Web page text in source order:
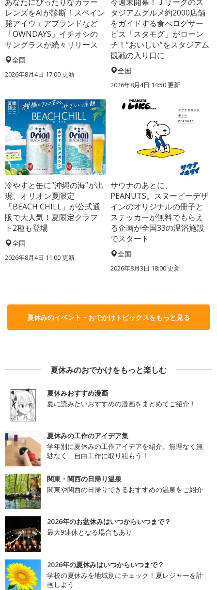
レンズをAIが診断！スペイン
発アイウェアブランドなど
「OWNDAYS」イチオシの
サングラスが続々リリース
全国
2026年8月4日 17:00更新
タジアムグルメ約2000店舗
をガイドする食べログサー
ビス「スタモグ」がローン
チ！“おいしい”をスタジアム
観戦の入り口に
全国
2026年8月4日 14:50更新
冷やすと缶に“沖縄の海”が出
現、オリオン夏限定
「BEACH CHILL」が公式通
販で大人気！夏限定クラフ
ト2種も登場
全国
2026年8月4日 11:00更新
サウナのあとに、
PEANUTS。スヌーピーデザ
インのオリジナルの冊子と
ステッカーが無料でもらえ
る企画が全国33の温浴施設
でスタート
全国
2026年8月3日 18:00更新
夏休みのイベント・おでかけトピックスをもっと見る
夏休みのおでかけをもっと楽しむ
夏休みおすすめ漫画
夏に読みたいおすすめの漫画をまとめてご紹介！
夏休みの工作のアイデア集
学年別に夏休みの工作アイデアを紹介。無理なく無
駄なく、自由工作に取り組もう！
関東・関西の日帰り温泉
関東や関西の日帰りできるおすすめの温泉をご紹介
2026年のお盆休みはいつからいつまで？
最大9連休となる場合もあり
2026年の夏休みはいつからいつまで？
学校の夏休みを地域別にチェック！夏レジャーを計
画しよう